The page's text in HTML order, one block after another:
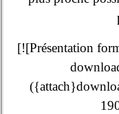
[![Présentation